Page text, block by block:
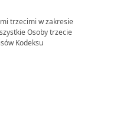
trzecimi w zakresie
Osoby trzecie
Kodeksu